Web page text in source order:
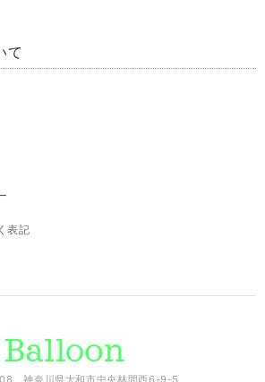
て
表記
神奈川県大和市中央林間西6-9-5